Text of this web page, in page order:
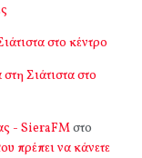
στο κέντρο
Σιάτιστα στο
- SieraFMστο
πρέπει να κάνετε